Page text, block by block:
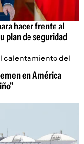
hacer frente al
plan de seguridad
en América